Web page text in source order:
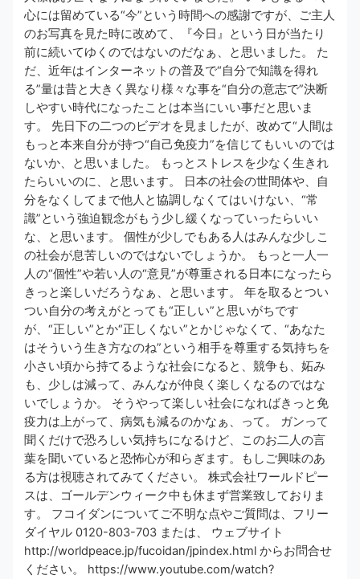
心には留めている“今”という時間への感謝ですが、ご主人
のお写真を見た時に改めて、『今日』という日が当たり
前に続いてゆくのではないのだなぁ、と思いました。 た
だ、近年はインターネットの普及で“自分で知識を得れ
る”量は昔と大きく異なり様々な事を“自分の意志で”決断
しやすい時代になったことは本当にいい事だと思いま
す。 先日下の二つのビデオを見ましたが、改めて“人間は
もっと本来自分が持つ“自己免疫力”を信じてもいいのでは
ないか、と思いました。 もっとストレスを少なく生きれ
たらいいのに、と思います。 日本の社会の世間体や、自
分をなくしてまで他人と協調しなくてはいけない、“常
識”という強迫観念がもう少し緩くなっていったらいい
な、と思います。 個性が少しでもある人はみんな少しこ
の社会が息苦しいのではないでしょうか。 もっと一人一
人の“個性”や若い人の“意見”が尊重される日本になったら
きっと楽しいだろうなぁ、と思います。 年を取るとつい
つい自分の考えがとっても“正しい”と思いがちです
が、“正しい”とか“正しくない”とかじゃなくて、“あなた
はそういう生き方なのね”という相手を尊重する気持ちを
小さい頃から持てるような社会になると、競争も、妬み
も、少しは減って、みんなが仲良く楽しくなるのではな
いでしょうか。 そうやって楽しい社会になればきっと免
疫力は上がって、病気も減るのかなぁ、って。 ガンって
聞くだけで恐ろしい気持ちになるけど、このお二人の言
葉を聞いていると恐怖心が和らぎます。もしご興味のあ
る方は視聴されてみてください。 株式会社ワールドピー
スは、ゴールデンウィーク中も休まず営業致しておりま
す。 フコイダンについてご不明な点やご質問は、フリー
ダイヤル 0120-803-703 または、 ウェブサイト
http://worldpeace.jp/fucoidan/jpindex.html からお問合せ
ください。 https://www.youtube.com/watch?